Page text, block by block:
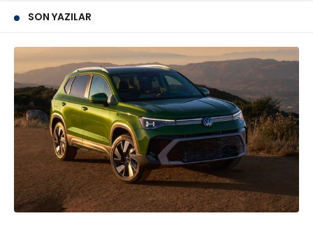
SON YAZILAR